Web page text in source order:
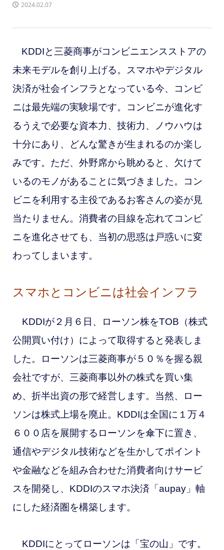
2024.02.07
KDDIと三菱商事がコンビニエンスストアの
未来モデルを創り上げる。スマホやデジタル
決済が社会インフラとなっている今、コンビ
ニは最先端の実験場です。コンビニが進化す
るうえで必要な資本力、技術力、ノウハウは
十分にあり、どんな驚きが生まれるのか楽し
みです。ただ、外野席から眺めると、欠けて
いるのモノがあることに気づきました。コン
ビニを利用する主役であるお客さんの姿が見
当たりません。消費者の目線を忘れてコンビ
ニを進化させても、当初の思惑は戸惑いに変
わってしまいます。
スマホとコンビニは社会インフラ
KDDIが２月６日、ローソン株をTOB（株式
公開買い付け）によって取得すると発表しま
した。ローソンは三菱商事が５０％を握る親
会社ですが、三菱商事以外の株式を買い集
め、折半出資の形で経営します。当然、ロー
ソンは株式上場を廃止。KDDIは全国に１万４
６００店を展開するローソンを傘下に置き、
通信やデジタル技術などを生かしてポイント
や金融などを組み合わせた消費者向けサービ
スを開発し、KDDIのスマホ決済「aupay」軸
にした経済圏を構築します。
KDDIにとってローソンは「宝の山」です。